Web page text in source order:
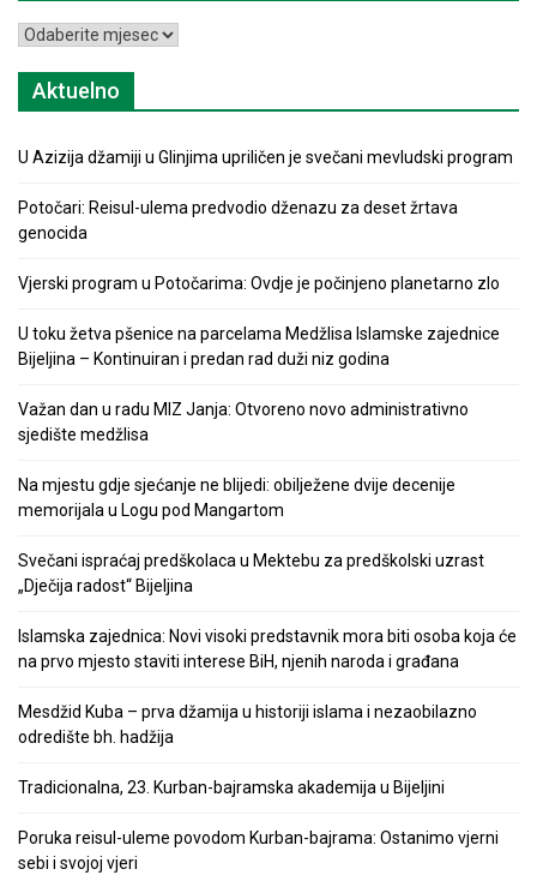
Arhiva
Aktuelno
U Azizija džamiji u Glinjima upriličen je svečani mevludski program
Potočari: Reisul-ulema predvodio dženazu za deset žrtava
genocida
Vjerski program u Potočarima: Ovdje je počinjeno planetarno zlo
U toku žetva pšenice na parcelama Medžlisa Islamske zajednice
Bijeljina – Kontinuiran i predan rad duži niz godina
Važan dan u radu MIZ Janja: Otvoreno novo administrativno
sjedište medžlisa
Na mjestu gdje sjećanje ne blijedi: obilježene dvije decenije
memorijala u Logu pod Mangartom
Svečani ispraćaj predškolaca u Mektebu za predškolski uzrast
„Dječija radost“ Bijeljina
Islamska zajednica: Novi visoki predstavnik mora biti osoba koja će
na prvo mjesto staviti interese BiH, njenih naroda i građana
Mesdžid Kuba – prva džamija u historiji islama i nezaobilazno
odredište bh. hadžija
Tradicionalna, 23. Kurban-bajramska akademija u Bijeljini
Poruka reisul-uleme povodom Kurban-bajrama: Ostanimo vjerni
sebi i svojoj vjeri